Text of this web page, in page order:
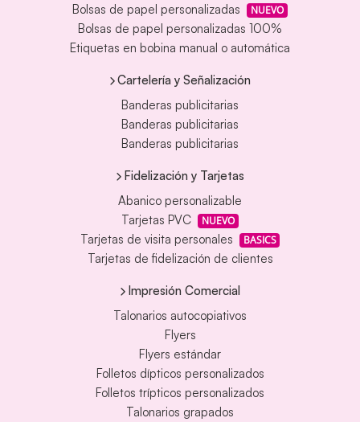
Bolsas de papel personalizadas NUEVO
Bolsas de papel personalizadas 100%
Etiquetas en bobina manual o automática
Cartelería y Señalización
Banderas publicitarias
Banderas publicitarias
Banderas publicitarias
Fidelización y Tarjetas
Abanico personalizable
Tarjetas PVC
NUEVO
Tarjetas de visita personales BASICS
Tarjetas de fidelización de clientes
Impresión Comercial
Talonarios autocopiativos
Flyers
Flyers estándar
Folletos dípticos personalizados
Folletos trípticos personalizados
Talonarios grapados